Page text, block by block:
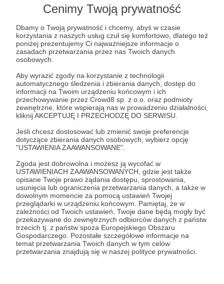
Cenimy Twoją prywatność
Dbamy o Twoją prywatność i chcemy, abyś w czasie
korzystania z naszych usług czuł się komfortowo, dlatego też
poniżej prezentujemy Ci najważniejsze informacje o
zasadach przetwarzania przez nas Twoich danych
osobowych.
Aby wyrazić zgody na korzystanie z technologii
automatycznego śledzenia i zbierania danych, dostęp do
informacji na Twoim urządzeniu końcowym i ich
przechowywanie przez Crowd8 sp. z o.o. oraz podmioty
zewnętrzne, które wspierają nas w prowadzeniu działalności,
kliknij AKCEPTUJĘ I PRZECHODZĘ DO SERWISU.
Jeśli chcesz dostosować lub zmienić swoje preferencje
dotyczące zbierania danych osobowych, wybierz opcję
"USTAWIENIA ZAAWANSOWANE".
Zgoda jest dobrowolna i możesz ją wycofać w
USTAWIENIACH ZAAWANSOWANYCH, gdzie jest także
opisane Twoje prawo żądania dostępu, sprostowania,
usunięcia lub ograniczenia przetwarzania danych, a także w
dowolnym momencie za pomocą ustawień Twojej
przeglądarki w urządzeniu końcowym. Pamiętaj, że w
zależności od Twoich ustawień, Twoje dane będą mogły być
przekazywane do zewnętrznych odbiorców danych z państw
trzecich tj. z państw spoza Europejskiego Obszaru
Gospodarczego. Pozostałe szczegółowe informacje na
temat przetwarzania Twoich danych w tym celów
przetwarzania znajdują się w naszej polityce prywatności.
wyrażenia sprzeciwu wobec przetwarzania Twoich danych
osobowych. Rejestracja dla osób niepełnoletnich możliwa
jest po przekazaniu podpisanego formularza "Zgodna na
założenie konta przez osobę niepełnoletnią", formularz
dostępny jest na stronie regulaminu Patronite.pl.
* Zapoznałem się i akceptujęRegulaminserwisu oraz
* Wyrażam zgodę na przetwarzanie moich danych
osobowych podanych w formularzu rejestracyjnym w celu
prawidłowego świadczenia usług serwisu Patronite.
Wyrażam zgodę na otrzymywanie drogą elektroniczną
informacji handlowych - newslettera. Opcja ta może zostać
zmieniona w ustawieniach konta.